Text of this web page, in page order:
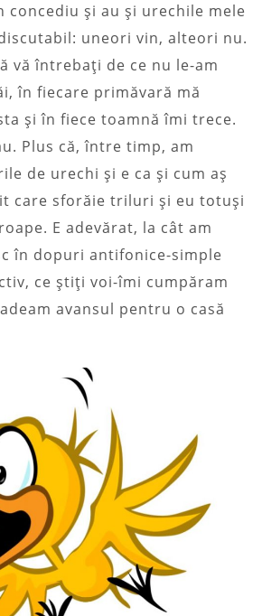
concediu și au și urechile mele
uneori vin, alteori nu.
vă întrebați de ce nu le-am
în fiecare primăvară mă
și în fiece toamnă îmi trece.
Plus că, între timp, am
de urechi și e ca și cum aș
care sforăie triluri și eu totuși
E adevărat, la cât am
în dopuri antifonice-simple
ce știți voi-îmi cumpăram
avansul pentru o casă